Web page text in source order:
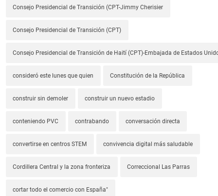
Consejo Presidencial de Transición (CPT-Jimmy Cherisier
Consejo Presidencial de Transición (CPT)
Consejo Presidencial de Transición de Haití (CPT)-Embajada de Estados
consideró este lunes que quien Constitución de la República
construir sin demoler construir un nuevo estadio
conteniendo PVC contrabando conversación directa
convertirse en centros STEM convivencia digital más saludable
Cordillera Central y la zona fronteriza Correccional Las Parras
cortar todo el comercio con España"